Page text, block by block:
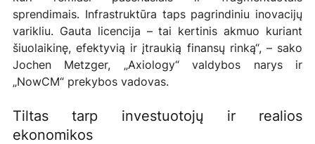
sprendimais. Infrastruktūra taps pagrindiniu inovacijų
varikliu. Gauta licencija – tai kertinis akmuo kuriant
šiuolaikinę, efektyvią ir įtraukią finansų rinką“, – sako
Jochen Metzger, „Axiology“ valdybos narys ir
„NowCM“ prekybos vadovas.
Tiltas tarp investuotojų ir realios
ekonomikos